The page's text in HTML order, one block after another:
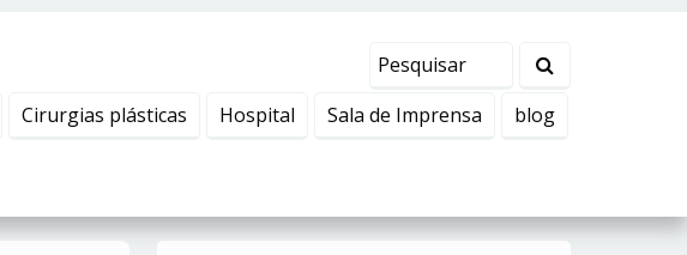
Cirurgias plásticas Hospital Sala de Imprensa
blog